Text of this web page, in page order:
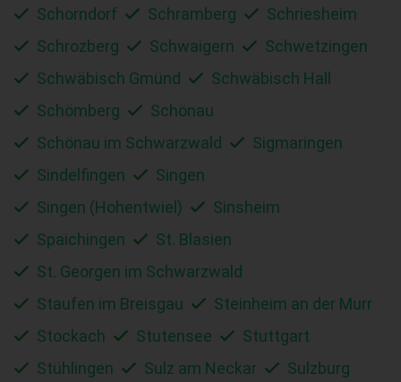
Schorndorf
Schramberg
Schriesheim
Schrozberg
Schwaigern
Schwetzingen
Schwäbisch Gmünd
Schwäbisch Hall
Schömberg
Schönau
Schönau im Schwarzwald
Sigmaringen
Sindelfingen
Singen
Singen (Hohentwiel)
Sinsheim
Spaichingen
St. Blasien
St. Georgen im Schwarzwald
Staufen im Breisgau
Steinheim an der Murr
Stockach
Stutensee
Stuttgart
Stühlingen
Sulz am Neckar
Sulzburg